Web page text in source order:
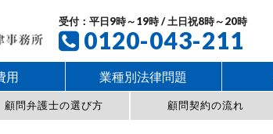
受付：平日9時～19時 / 土日祝8時～20時
0120-043-211
用 業種別法律問題
顧問弁護士の選び方 顧問契約の流れ